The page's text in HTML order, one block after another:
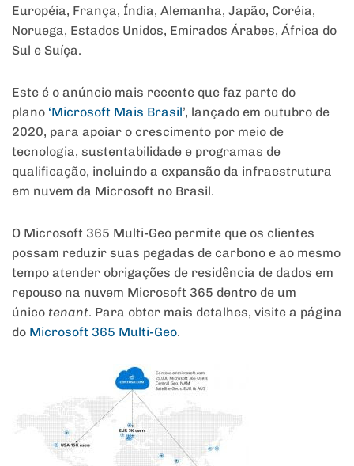
Européia, França, Índia, Alemanha, Japão, Coréia,
Noruega, Estados Unidos, Emirados Árabes, África do
Sul e Suíça.
Este é o anúncio mais recente que faz parte do
plano ‘Microsoft Mais Brasil’, lançado em outubro de
2020, para apoiar o crescimento por meio de
tecnologia, sustentabilidade e programas de
qualificação, incluindo a expansão da infraestrutura
em nuvem da Microsoft no Brasil.
O Microsoft 365 Multi-Geo permite que os clientes
possam reduzir suas pegadas de carbono e ao mesmo
tempo atender obrigações de residência de dados em
repouso na nuvem Microsoft 365 dentro de um
único tenant. Para obter mais detalhes, visite a página
do Microsoft 365 Multi-Geo.